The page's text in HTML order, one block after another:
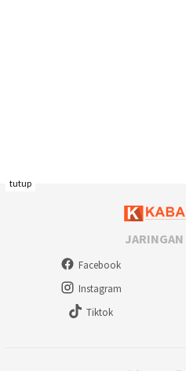
JARINGAN
Facebook
Instagram
Tiktok
tutup